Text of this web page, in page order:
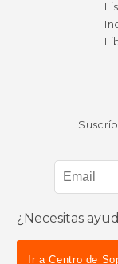
¿Necesitas
Ir a Centro de